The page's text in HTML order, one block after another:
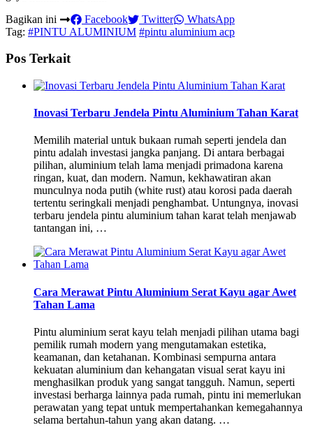
Bagikan ini
Facebook Twitter
WhatsApp
Tag: #PINTU ALUMINIUM #pintu aluminium acp
Pos Terkait
Inovasi Terbaru Jendela Pintu Aluminium Tahan Karat
Memilih material untuk bukaan rumah seperti jendela dan
pintu adalah investasi jangka panjang. Di antara berbagai
pilihan, aluminium telah lama menjadi primadona karena
ringan, kuat, dan modern. Namun, kekhawatiran akan
munculnya noda putih (white rust) atau korosi pada daerah
tertentu seringkali menjadi penghambat. Untungnya, inovasi
terbaru jendela pintu aluminium tahan karat telah menjawab
tantangan ini, …
Cara Merawat Pintu Aluminium Serat Kayu agar Awet
Tahan Lama
Pintu aluminium serat kayu telah menjadi pilihan utama bagi
pemilik rumah modern yang mengutamakan estetika,
keamanan, dan ketahanan. Kombinasi sempurna antara
kekuatan aluminium dan kehangatan visual serat kayu ini
menghasilkan produk yang sangat tangguh. Namun, seperti
investasi berharga lainnya pada rumah, pintu ini memerlukan
perawatan yang tepat untuk mempertahankan kemegahannya
selama bertahun-tahun yang akan datang. …